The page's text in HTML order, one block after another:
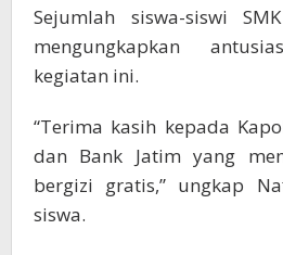
Sejumlah siswa-siswi
mengungkapkan
kegiatan ini.
“Terima kasih kepada
dan Bank Jatim yang
bergizi gratis,” ungkap
siswa.